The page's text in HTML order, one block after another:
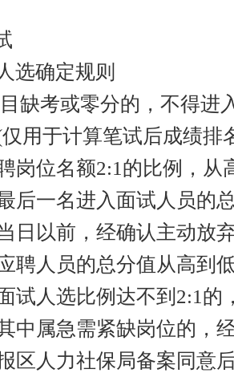
选确定规则
缺考或零分的，不得进
用于计算笔试后成绩排
岗位名额2:1的比例，
后一名进入面试人员的
日以前，经确认主动放
聘人员的总分值从高到
试人选比例达不到2:1的
中属急需紧缺岗位的，
区人力社保局备案同意